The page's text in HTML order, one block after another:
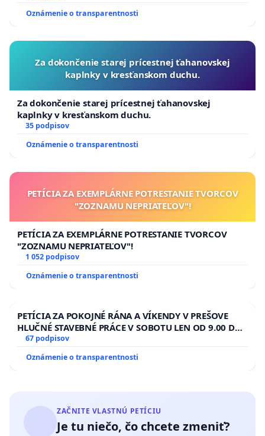
Oznámenie o transparentnosti
Za dokončenie starej prícestnej ťahanovskej
kaplnky v kresťanskom duchu.
Za dokončenie starej prícestnej ťahanovskej
kaplnky v kresťanskom duchu.
35 podpisov
Oznámenie o transparentnosti
PETÍCIA ZA EXEMPLÁRNE POTRESTANIE TVORCOV
"ZOZNAMU NEPRIATEĽOV"!
PETÍCIA ZA EXEMPLÁRNE POTRESTANIE TVORCOV
"ZOZNAMU NEPRIATEĽOV"!
1 052 podpisov
Oznámenie o transparentnosti
PETÍCIA ZA POKOJNÉ RÁNA A VÍKENDY V PREŠOVE
HLUČNÉ STAVEBNÉ PRÁCE V SOBOTU LEN OD 9.00 DO
13.00 HOD., CEZ PRACOVNÝ TÝŽDEŇ CIEĽ 8.00 – 18.00
ĎUMBIERSKEJ/MAGU
67 podpisov
Oznámenie o transparentnosti
ZAČNITE VLASTNÚ PETÍCIU
Je tu niečo, čo chcete zmeniť?